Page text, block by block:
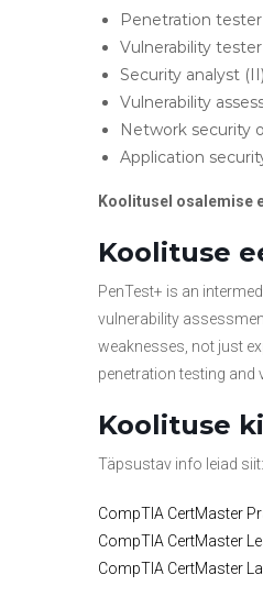
Penetration tester
Vulnerability tester
Security analyst (II)
Vulnerability
Network security
Application
Koolitusel osalemise
Koolituse
PenTest+ is an
vulnerability
weaknesses, not just
penetration testing and
Koolituse
Täpsustav info leiad siit:
CompTIA CertMaster
CompTIA CertMaster
CompTIA CertMaster